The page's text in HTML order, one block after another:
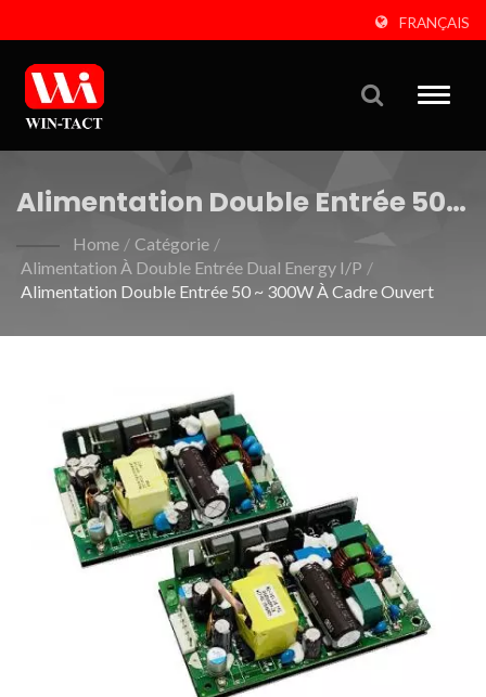
FRANÇAIS
Toggle
Alimentation Double Entrée 50 ~
300W À Cadre Ouvert
Home / Catégorie /
Alimentation À Double Entrée Dual Energy I/P /
Alimentation Double Entrée 50 ~ 300W À Cadre Ouvert